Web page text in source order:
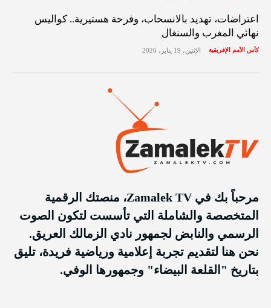
اعتراضات، تهديد بالانسحاب، وفرحة هستيرية.. كواليس
نهائي المغرب والسنغال
كأس الأمم الإفريقية الإثنين، 19 يناير، 2026
مرحباً بك في Zamalek TV، منصتك الرقمية
المتخصصة والشاملة التي تأسست لتكون الصوت
الرسمي والنابض لجمهور نادي الزمالك العريق.
نحن هنا لتقديم تجربة إعلامية ورياضية فريدة، تليق
بتاريخ "القلعة البيضاء" وجمهورها الوفي.